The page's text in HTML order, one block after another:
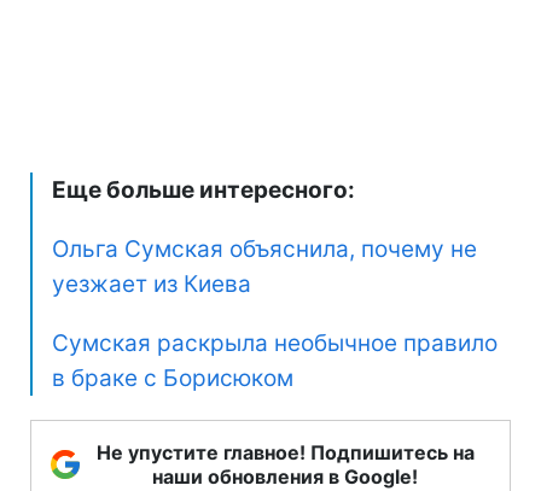
Еще больше интересного:
Ольга Сумская объяснила, почему не
уезжает из Киева
Сумская раскрыла необычное правило
в браке с Борисюком
Не упустите главное! Подпишитесь на
наши обновления в Google!